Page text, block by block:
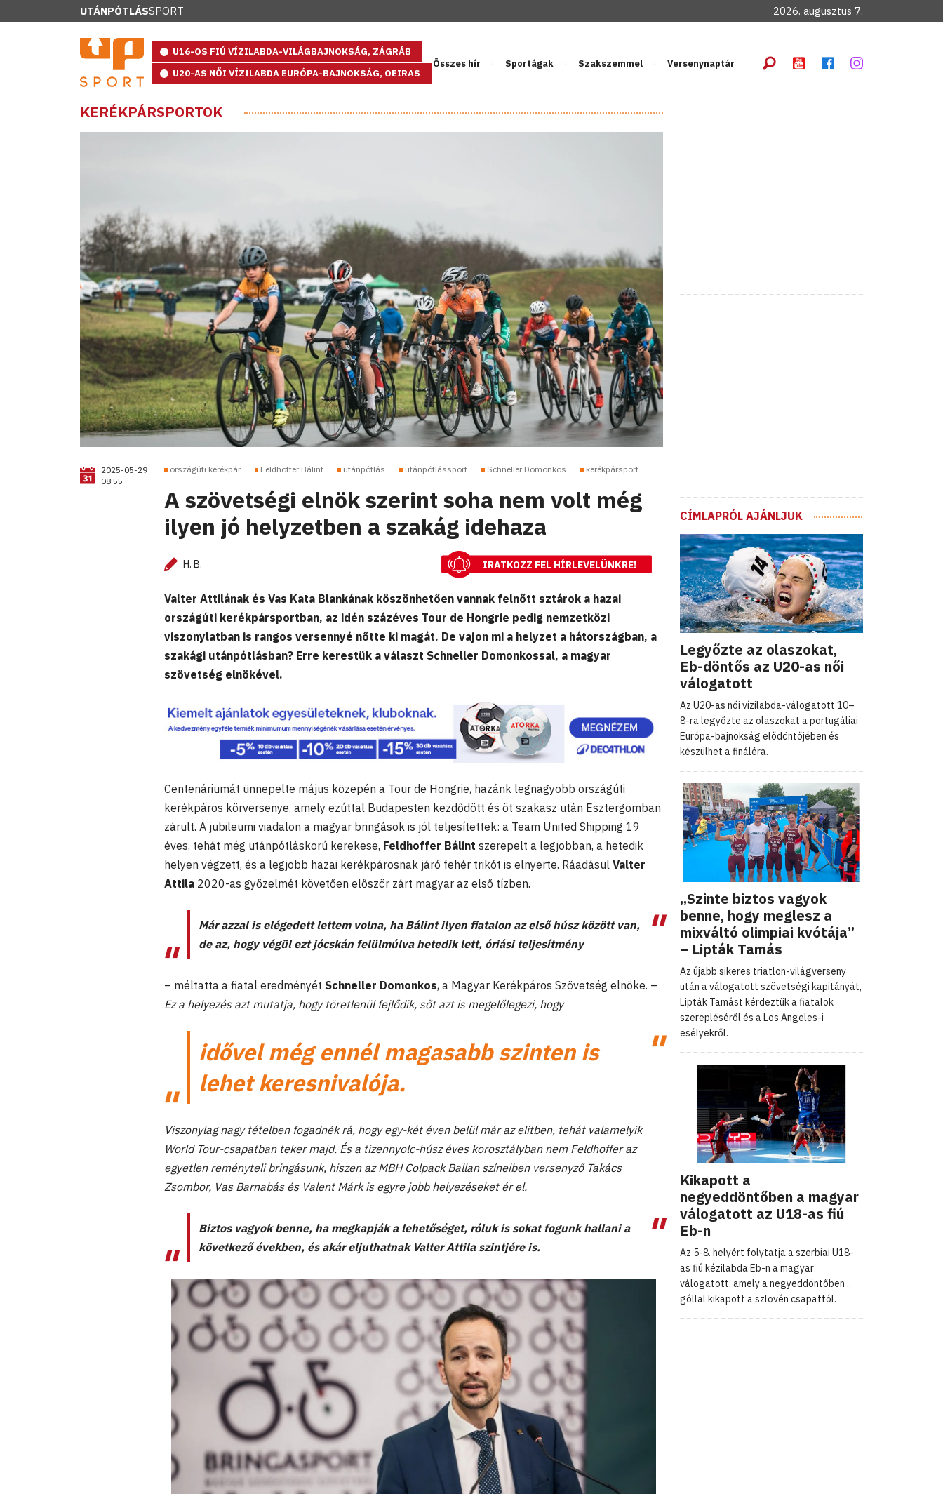
UTÁNPÓTLÁSSPORT 2026. augusztus 7.
U16-OS FIÚ VÍZILABDA-VILÁGBAJNOKSÁG, ZÁGRÁB
U20-AS NŐI VÍZILABDA EURÓPA-BAJNOKSÁG, OEIRAS
Összes hír Sportágak Szakszemmel Versenynaptár
KERÉKPÁRSPORTOK
2025-05-29
08:55
országúti kerékpár Feldhoffer Bálint utánpótlás utánpótlássport Schneller Domonkos kerékpársport
A szövetségi elnök szerint soha nem volt még
ilyen jó helyzetben a szakág idehaza
H. B. IRATKOZZ FEL HÍRLEVELÜNKRE!
Valter Attilának és Vas Kata Blankának köszönhetően vannak felnőtt sztárok a hazai
országúti kerékpársportban, az idén százéves Tour de Hongrie pedig nemzetközi
viszonylatban is rangos versennyé nőtte ki magát. De vajon mi a helyzet a hátországban, a
szakági utánpótlásban? Erre kerestük a választ Schneller Domonkossal, a magyar
szövetség elnökével.
Centenáriumát ünnepelte május közepén a Tour de Hongrie, hazánk legnagyobb országúti
kerékpáros körversenye, amely ezúttal Budapesten kezdődött és öt szakasz után Esztergomban
zárult. A jubileumi viadalon a magyar bringások is jól teljesítettek: a Team United Shipping 19
éves, tehát még utánpótláskorú kerekese, Feldhoffer Bálint szerepelt a legjobban, a hetedik
helyen végzett, és a legjobb hazai kerékpárosnak járó fehér trikót is elnyerte. Ráadásul Valter
Attila 2020-as győzelmét követően először zárt magyar az első tízben.
Már azzal is elégedett lettem volna, ha Bálint ilyen fiatalon az első húsz között van,
de az, hogy végül ezt jócskán felülmúlva hetedik lett, óriási teljesítmény
– méltatta a fiatal eredményét Schneller Domonkos, a Magyar Kerékpáros Szövetség elnöke. –
Ez a helyezés azt mutatja, hogy töretlenül fejlődik, sőt azt is megelőlegezi, hogy
idővel még ennél magasabb szinten is
lehet keresnivalója.
Viszonylag nagy tételben fogadnék rá, hogy egy-két éven belül már az elitben, tehát valamelyik
World Tour-csapatban teker majd. És a tizennyolc-húsz éves korosztályban nem Feldhoffer az
egyetlen reményteli bringásunk, hiszen az MBH Colpack Ballan színeiben versenyző Takács
Zsombor, Vas Barnabás és Valent Márk is egyre jobb helyezéseket ér el.
Biztos vagyok benne, ha megkapják a lehetőséget, róluk is sokat fogunk hallani a
következő években, és akár eljuthatnak Valter Attila szintjére is.
CÍMLAPRÓL AJÁNLJUK
Legyőzte az olaszokat,
Eb-döntős az U20-as női
válogatott
Az U20-as női vízilabda-válogatott 10–
8-ra legyőzte az olaszokat a portugáliai
Európa-bajnokság elődöntőjében és
készülhet a fináléra.
„Szinte biztos vagyok
benne, hogy meglesz a
mixváltó olimpiai kvótája”
– Lipták Tamás
Az újabb sikeres triatlon-világverseny
után a válogatott szövetségi kapitányát,
Lipták Tamást kérdeztük a fiatalok
szerepléséről és a Los Angeles-i
esélyekről.
Kikapott a
negyeddöntőben a magyar
válogatott az U18-as fiú
Eb-n
Az 5-8. helyért folytatja a szerbiai U18-
as fiú kézilabda Eb-n a magyar
válogatott, amely a negyeddöntőben ..
góllal kikapott a szlovén csapattól.